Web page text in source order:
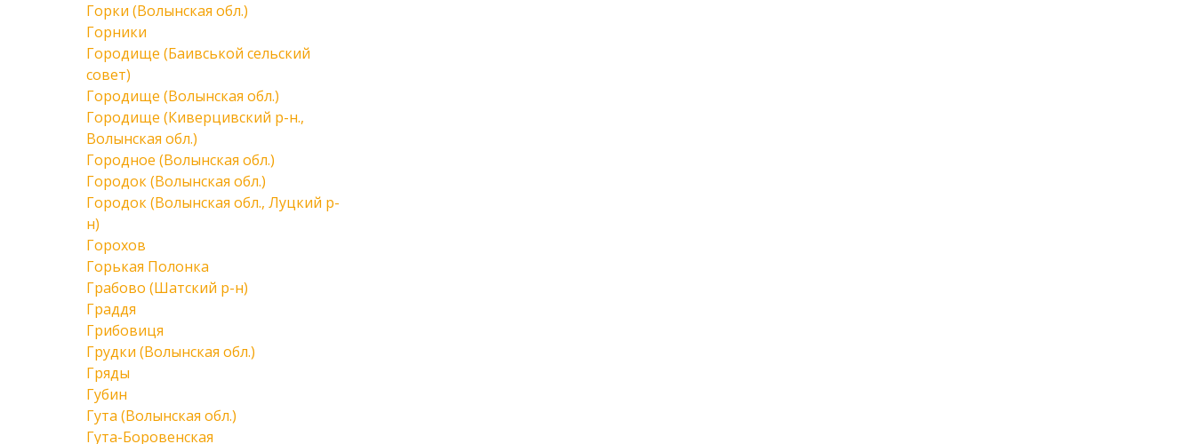
Горки (Волынская обл.)
Горники
Городище (Баивськой сельский
совет)
Городище (Волынская обл.)
Городище (Киверцивский р-н.,
Волынская обл.)
Городное (Волынская обл.)
Городок (Волынская обл.)
Городок (Волынская обл., Луцкий р-
н)
Горохов
Горькая Полонка
Грабово (Шатский р-н)
Граддя
Грибовиця
Грудки (Волынская обл.)
Гряды
Губин
Гута (Волынская обл.)
Гута-Боровенская